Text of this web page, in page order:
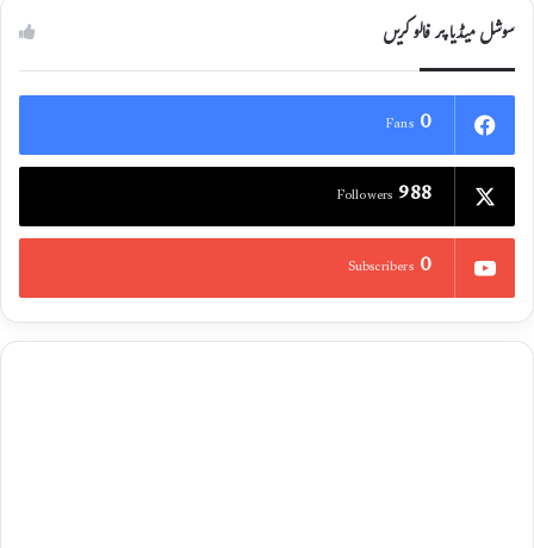
سوشل میڈیا پر فالو کریں
0
Fans
988
Followers
0
Subscribers